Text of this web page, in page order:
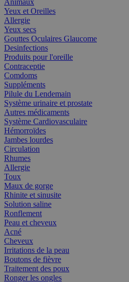
Animaux
Yeux et Oreilles
Allergie
Yeux secs
Gouttes Oculaires Glaucome
Desinfections
Produits pour l'oreille
Contraceptie
Comdoms
Suppléments
Pilule du Lendemain
Système urinaire et prostate
Autres médicaments
Système Cardiovasculaire
Hémorroïdes
Jambes lourdes
Circulation
Rhumes
Allergie
Toux
Maux de gorge
Rhinite et sinusite
Solution saline
Ronflement
Peau et cheveux
Acné
Cheveux
Irritations de la peau
Boutons de fièvre
Traitement des poux
Ronger les ongles